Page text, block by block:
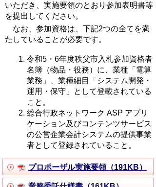
いただき、実施要領のとおり参加表明書等
を提出してください。
なお、参加資格は、下記2つの全てを満
たしていることが必要です。
令和5・6年度秩父市入札参加資格者
名簿（物品・役務）に、業種「電算
業務」、業種細目「システム開発・
運用・保守」として登載されている
こと。
総合行政ネットワーク ASP アプリ
ケーション及びコンテンツサービス
の公営企業会計システムの提供事業
者として登録されていること。
プロポーザル実施要領（191KB）